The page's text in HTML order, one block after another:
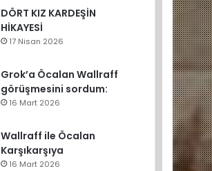
DÖRT KIZ KARDEŞİN
HİKAYESİ
17 Nisan 2026
Grok’a Öcalan Wallraff
görüşmesini sordum:
16 Mart 2026
Wallraff ile Öcalan
Karşıkarşıya
16 Mart 2026